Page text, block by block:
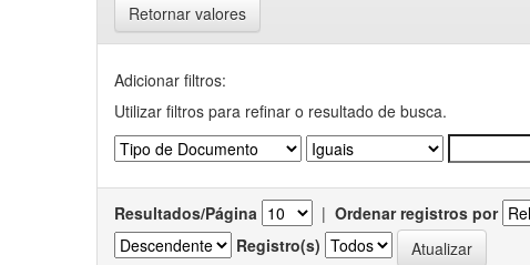
Retornar valores
Adicionar filtros:
Utilizar filtros para refinar o resultado de busca.
Resultados/Página | Ordenar registros por
Registro(s)